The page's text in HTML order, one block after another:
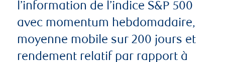
l’information de l’indice S&P 500
avec momentum hebdomadaire,
moyenne mobile sur 200 jours et
rendement relatif par rapport à